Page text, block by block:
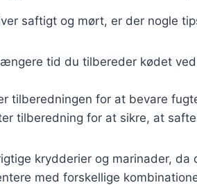
saftigt og mørt, er der nogle
tid du tilbereder kødet
tilberedningen for at bevare
tilberedning for at sikre, at
krydderier og marinader, da
med forskellige